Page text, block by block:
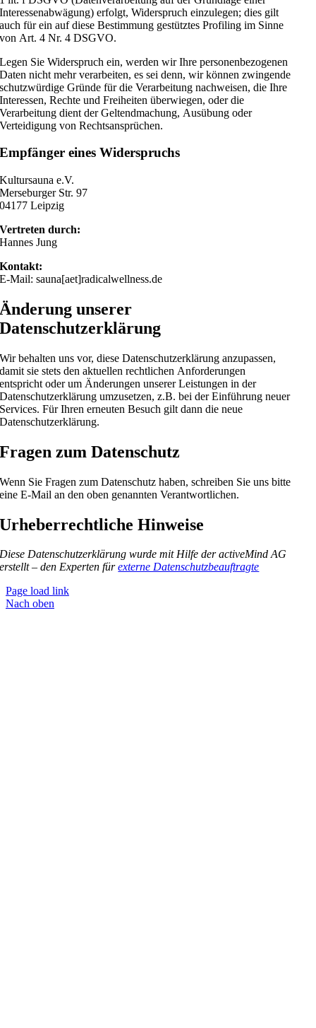
Interessenabwägung) erfolgt, Widerspruch einzulegen; dies gilt
auch für ein auf diese Bestimmung gestütztes Profiling im Sinne
von Art. 4 Nr. 4 DSGVO.
Legen Sie Widerspruch ein, werden wir Ihre personenbezogenen
Daten nicht mehr verarbeiten, es sei denn, wir können zwingende
schutzwürdige Gründe für die Verarbeitung nachweisen, die Ihre
Interessen, Rechte und Freiheiten überwiegen, oder die
Verarbeitung dient der Geltendmachung, Ausübung oder
Verteidigung von Rechtsansprüchen.
Empfänger eines Widerspruchs
Kultursauna e.V.
Merseburger Str. 97
04177 Leipzig
Vertreten durch:
Hannes Jung
Kontakt:
E-Mail: sauna[aet]radicalwellness.de
Änderung unserer
Datenschutzerklärung
Wir behalten uns vor, diese Datenschutzerklärung anzupassen,
damit sie stets den aktuellen rechtlichen Anforderungen
entspricht oder um Änderungen unserer Leistungen in der
Datenschutzerklärung umzusetzen, z.B. bei der Einführung neuer
Services. Für Ihren erneuten Besuch gilt dann die neue
Datenschutzerklärung.
Fragen zum Datenschutz
Wenn Sie Fragen zum Datenschutz haben, schreiben Sie uns bitte
eine E-Mail an den oben genannten Verantwortlichen.
Urheberrechtliche Hinweise
Diese Datenschutzerklärung wurde mit Hilfe der activeMind AG
erstellt – den Experten fürexterne Datenschutzbeauftragte
Page load link
Nach oben